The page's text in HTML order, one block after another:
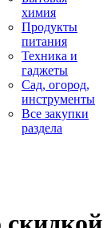
химия
Продукты
питания
Техника и
гаджеты
Сад, огород,
инструменты
Все закупки
раздела